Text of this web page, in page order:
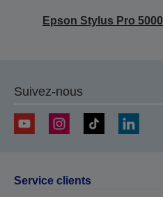
Epson Stylus Pro 5000
Suivez-nous
Service clients